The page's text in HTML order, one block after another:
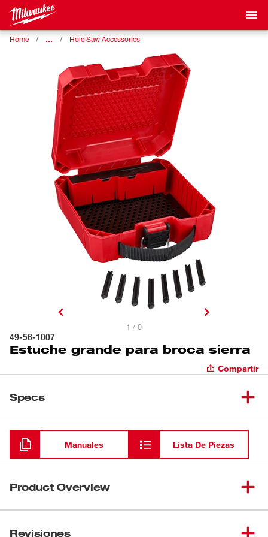
Home … Hole Saw Accessories
1 / 0
49-56-1007
Estuche grande para broca sierra
Compartir
Specs
Cargando
Manuales Lista De Piezas
Product Overview
personalización, por lo cual le ofrece una sencilla
Revisiones